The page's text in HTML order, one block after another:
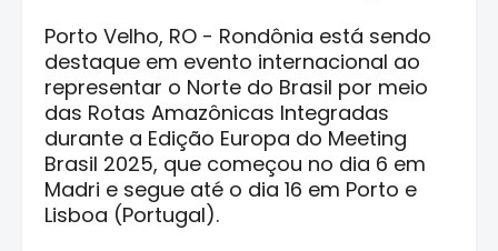
Porto Velho, RO - Rondônia está sendo
destaque em evento internacional ao
representar o Norte do Brasil por meio
das Rotas Amazônicas Integradas
durante a Edição Europa do Meeting
Brasil 2025, que começou no dia 6 em
Madri e segue até o dia 16 em Porto e
Lisboa (Portugal).